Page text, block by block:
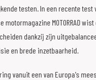
testen. In een recente test
MOTORRAD
dankzij zijn
en brede inzetbaarheid.
vanuit een van Europa's